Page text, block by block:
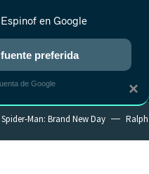
NUEVO
ANIME RANKINGS CINE
Spider-Man: Brand New Day
×
en Google
preferida
de Google